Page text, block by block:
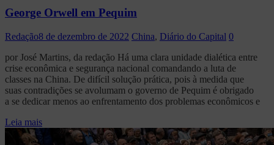
George Orwell em Pequim
Redação8 de dezembro de 2022 China, Diário do Capital 0
por José Martins, da redação Há uma clara unidade dialética entre
crise econômica e segurança nacional comandando a luta de
classes na China. De difícil solução prática, pois à medida que
suas contradições se avolumam o governo de Pequim é obrigado
a se dedicar menos ao enfrentamento dos problemas econômicos e
Leia mais